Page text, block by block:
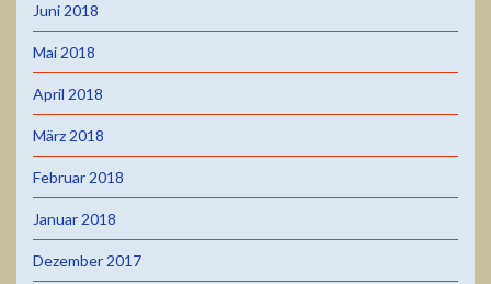
Juni 2018
Mai 2018
April 2018
März 2018
Februar 2018
Januar 2018
Dezember 2017